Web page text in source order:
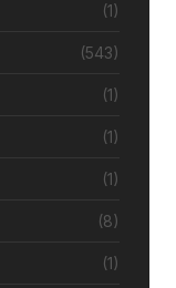
(1)
(543)
(1)
(1)
(1)
(8)
(1)